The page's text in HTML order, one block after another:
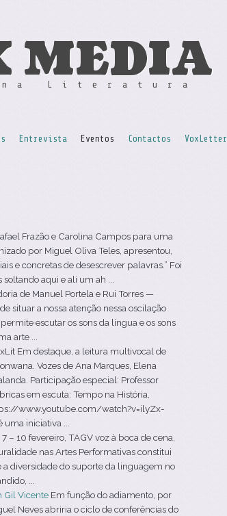
MEDIA
na Literatura
Entrevista Eventos Contactos VoxLetter
Frazão e Carolina Campos para uma
por Miguel Oliva Teles, apresentou,
e concretas de desescrever palavras.” Foi
aqui e ali um ah ...
de Manuel Portela e Rui Torres —
situar a nossa atenção nessa oscilação
escutar os sons da língua e os sons
arte ...
Em destaque, a leitura multivocal de
Vozes de Ana Marques, Elena
Participação especial: Professor
em escuta: Tempo na História,
www.youtube.com/watch?v=ilyZx-
uma iniciativa ...
– 10 fevereiro, TAGV voz à boca de cena,
nas Artes Performativas constitui
diversidade do suporte da linguagem no
...
Gil Vicente Em função do adiamento, por
Neves abriria o ciclo de conferências do